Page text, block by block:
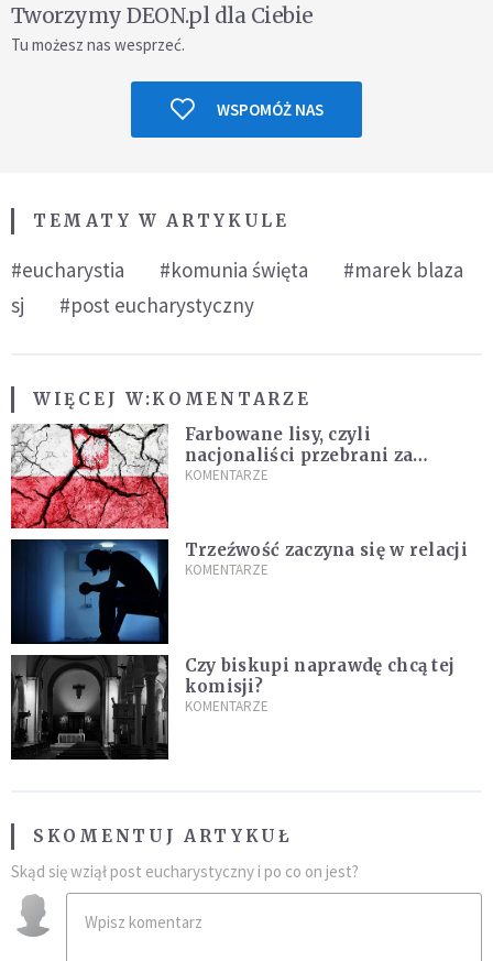
Tworzymy DEON.pl dla Ciebie
Tu możesz nas wesprzeć.
WSPOMÓŻ NAS
TEMATY W ARTYKULE
#eucharystia #komunia święta
#marek blaza
sj
#post eucharystyczny
WIĘCEJ W:KOMENTARZE
Farbowane lisy, czyli
nacjonaliści przebrani za
chrześcijan
KOMENTARZE
Trzeźwość zaczyna się w relacji
KOMENTARZE
Czy biskupi naprawdę chcą tej
komisji?
KOMENTARZE
SKOMENTUJ ARTYKUŁ
Skąd się wziął post eucharystyczny i po co on jest?